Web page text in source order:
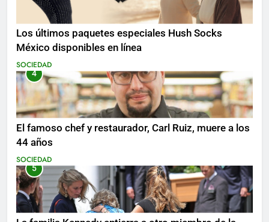
Los últimos paquetes especiales Hush Socks
México disponibles en línea
SOCIEDAD
4
El famoso chef y restaurador, Carl Ruiz, muere a los
44 años
SOCIEDAD
5